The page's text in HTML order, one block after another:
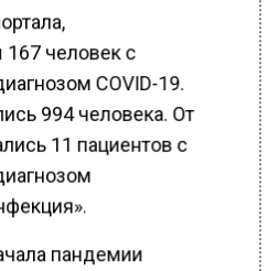
167 человек с
COVID-19.
994 человека. От
11 пациентов с
пандемии